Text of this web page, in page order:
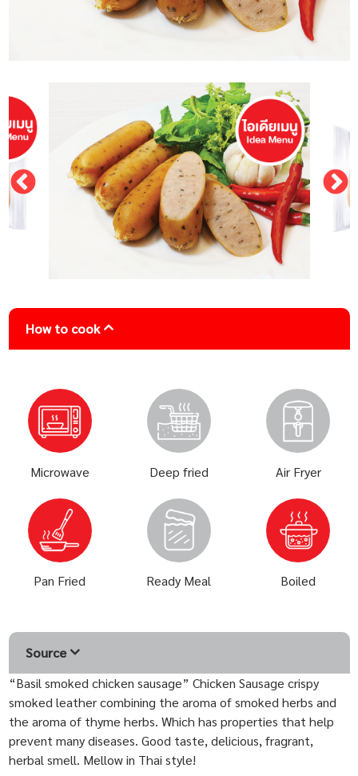
How to cook
Microwave Deep fried Air Fryer
Pan Fried Ready Meal Boiled
Source
“Basil smoked chicken sausage” Chicken Sausage crispy
smoked leather combining the aroma of smoked herbs and
the aroma of thyme herbs. Which has properties that help
prevent many diseases. Good taste, delicious, fragrant,
herbal smell. Mellow in Thai style!